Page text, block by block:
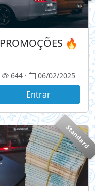
PROMOÇÕES 🔥
644 · 06/02/2025
Entrar
Standard